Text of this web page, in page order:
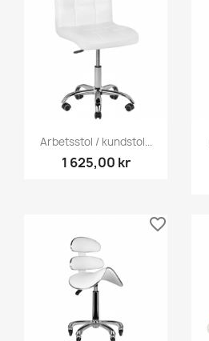
Arbetsstol / kundstol...
1 625,00 kr
favorite_border